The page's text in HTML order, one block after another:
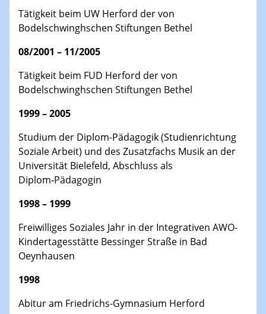
Tätigkeit beim UW Herford der von
Bodelschwinghschen Stiftungen Bethel
08/2001 – 11/2005
Tätigkeit beim FUD Herford der von
Bodelschwinghschen Stiftungen Bethel
1999 – 2005
Studium der Diplom-Pädagogik (Studienrichtung
Soziale Arbeit) und des Zusatzfachs Musik an der
Universität Bielefeld, Abschluss als
Diplom‑Pädagogin
1998 – 1999
Freiwilliges Soziales Jahr in der Integrativen AWO-
Kindertagesstätte Bessinger Straße in Bad
Oeynhausen
1998
Abitur am Friedrichs-Gymnasium Herford